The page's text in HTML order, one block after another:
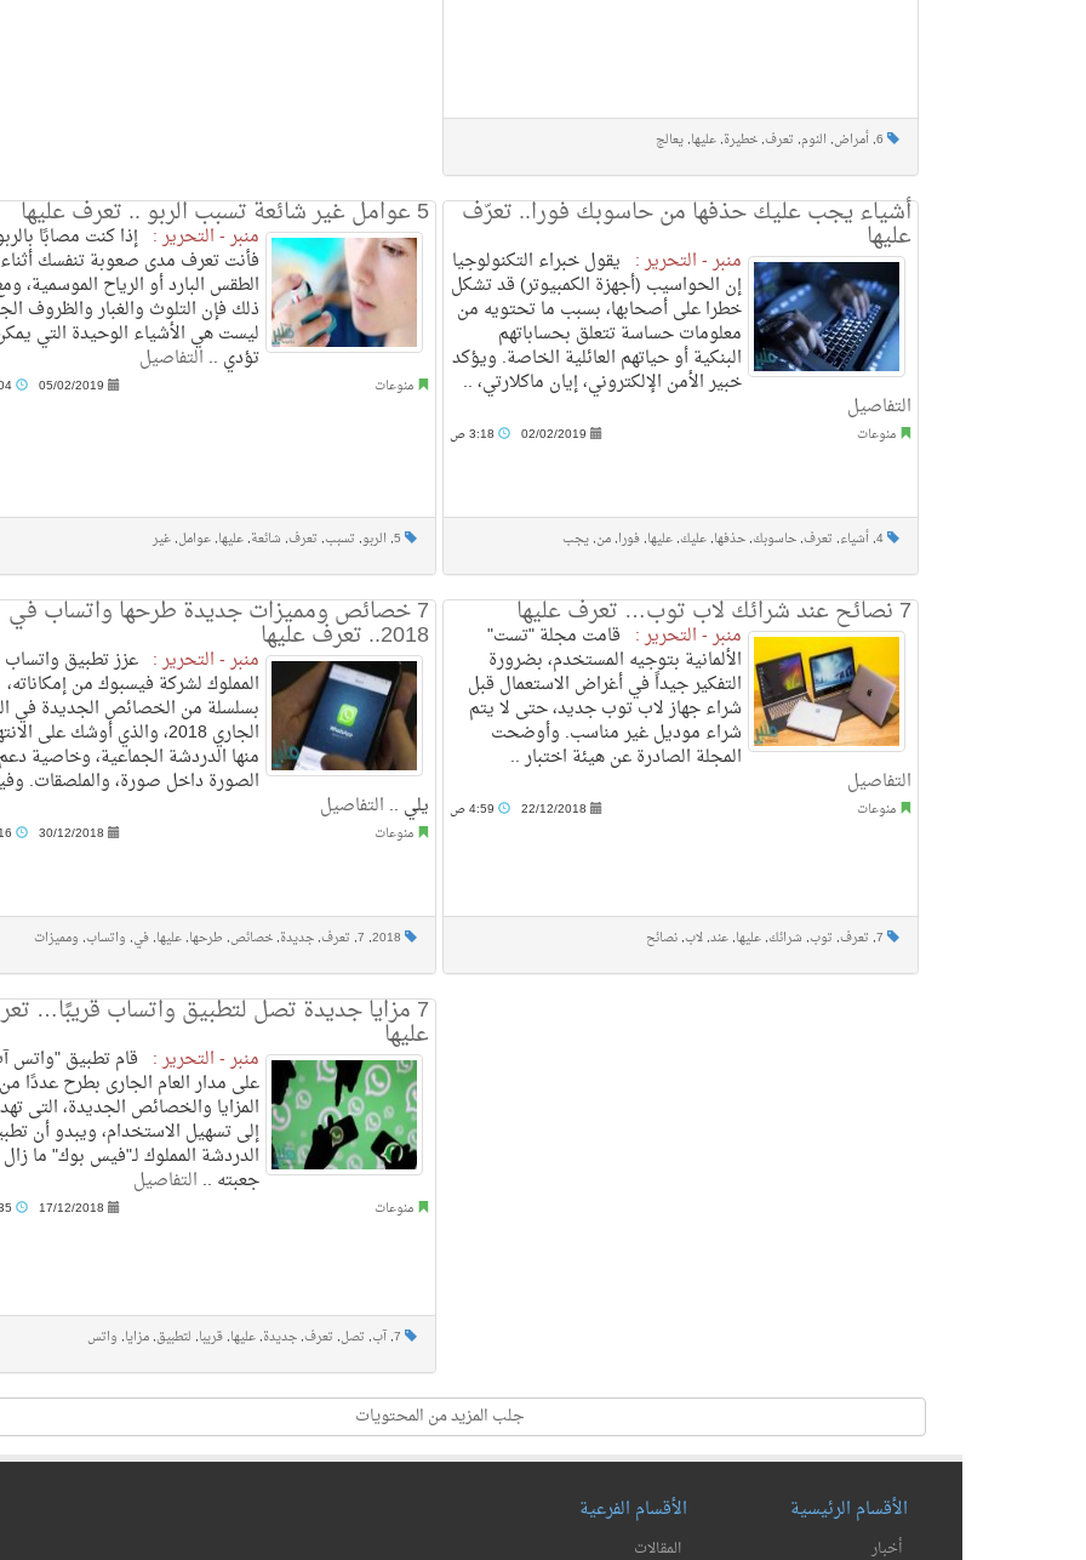
6
,أمراض, النوم, تعرف,خطيرة,عليها,يعالج
5 عوامل غير شائعة تسبب الربو .. تعرف عليها
منبر - التحرير : إذا كنت مصابًا
فأنت تعرف مدى صعوبة تنفسك أثناء
الطقس البارد أو الرياح الموسمية،
ذلك فإن التلوث والغبار والظروف
ليست هي الأشياء الوحيدة التي
تؤدي .. التفاصيل
منوعات 05/02/2019 2:04 ص
5
, الربو, تسبب, تعرف, شائعة,عليها,عوامل,غير
أشياء يجب عليك حذفها من حاسوبك فورا.. تعرّف
عليها
منبر - التحرير : يقول خبراء التكنولوجيا
إن الحواسيب (أجهزة الكمبيوتر) قد تشكل
خطرا على أصحابها، بسبب ما تحتويه من
معلومات حساسة تتعلق بحساباتهم
البنكية أو حياتهم العائلية الخاصة. ويؤكد
خبير الأمن الإلكتروني، إيان ماكلارتي، ..
التفاصيل
منوعات 02/02/2019
4
,أشياء, تعرف,حاسوبك,حذفها,عليك,عليها,فورا,من,يجب
7 خصائص ومميزات جديدة طرحها واتساب في
2018.. تعرف عليها
منبر - التحرير : عزز تطبيق واتساب
المملوك لشركة فيسبوك من إمكاناته،
بسلسلة من الخصائص الجديدة في
الجاري 2018، والذي أوشك على
منها الدردشة الجماعية، وخاصية
الصورة داخل صورة، والملصقات.
يلي .. التفاصيل
منوعات 30/12/2018
2018
,
7
, تعرف,جديدة,خصائص, طرحها,عليها,في, واتساب, ومميزات
7 نصائح عند شرائك لاب توب… تعرف عليها
منبر - التحرير : قامت مجلة "تست"
الألمانية بتوجيه المستخدم، بضرورة
التفكير جيداً في أغراض الاستعمال قبل
شراء جهاز لاب توب جديد، حتى لا يتم
شراء موديل غير مناسب. وأوضحت
المجلة الصادرة عن هيئة اختبار ..
التفاصيل
منوعات 22/12/2018
7
, تعرف, توب, شرائك,عليها,عند,لاب,نصائح
7 مزايا جديدة تصل لتطبيق واتساب قريبًا…
عليها
منبر - التحرير : قام تطبيق "واتس
على مدار العام الجارى بطرح عددًا
المزايا والخصائص الجديدة، التى
إلى تسهيل الاستخدام، ويبدو أن
الدردشة المملوك لـ"فيس بوك" ما
جعبته .. التفاصيل
منوعات 17/12/2018
7
,آب, تصل, تعرف,جديدة,عليها,قريبا, لتطبيق,مزايا, واتس
جلب المزيد من المحتويات
الأقسام الرئيسية
أخبار
الأقسام الفرعية
المقالات